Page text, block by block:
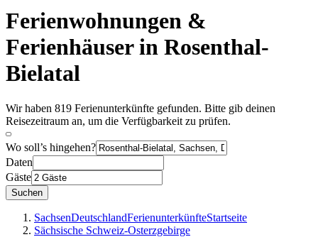
Ferienwohnungen &
Ferienhäuser in Rosenthal-
Bielatal
Wir haben 819 Ferienunterkünfte gefunden. Bitte gib deinen
Reisezeitraum an, um die Verfügbarkeit zu prüfen.
Wo soll’s hingehen?
Daten
Gäste
Suchen
SachsenDeutschlandFerienunterkünfteStartseite
Sächsische Schweiz-Osterzgebirge